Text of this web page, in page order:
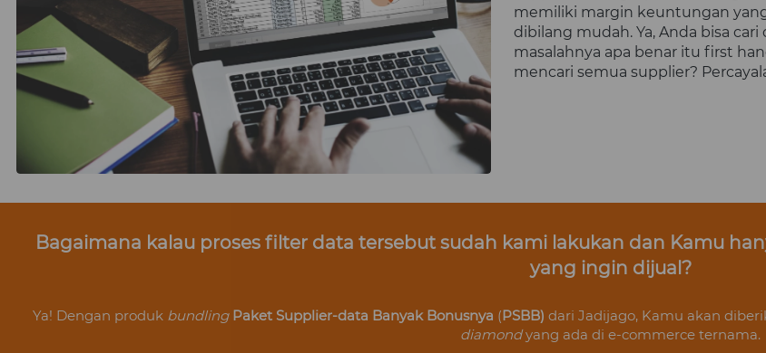
memiliki margin keuntungan
dibilang mudah. Ya, Anda bisa
masalahnya apa benar itu first
mencari semua supplier?
Bagaimana kalau proses filter data tersebut sudah kami lakukan dan Kamu
yang ingin dijual?
Ya! Dengan produk bundling Paket Supplier-data Banyak Bonusnya (PSBB) dari Jadijago, Kamu akan
diamond yang ada di e-commerce ternama.